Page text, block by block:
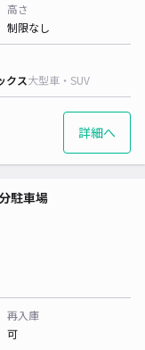
高さ
制限なし
クス大型車・SUV
詳細へ
駐車場
再入庫
可